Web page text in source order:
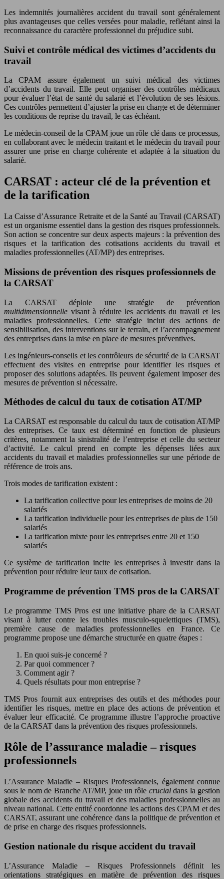
Les indemnités journalières accident du travail sont généralement
plus avantageuses que celles versées pour maladie, reflétant ainsi la
reconnaissance du caractère professionnel du préjudice subi.
Suivi et contrôle médical des victimes d’accidents du
travail
La CPAM assure également un suivi médical des victimes
d’accidents du travail. Elle peut organiser des contrôles médicaux
pour évaluer l’état de santé du salarié et l’évolution de ses lésions.
Ces contrôles permettent d’ajuster la prise en charge et de déterminer
les conditions de reprise du travail, le cas échéant.
Le médecin-conseil de la CPAM joue un rôle clé dans ce processus,
en collaborant avec le médecin traitant et le médecin du travail pour
assurer une prise en charge cohérente et adaptée à la situation du
salarié.
CARSAT : acteur clé de la prévention et
de la tarification
La Caisse d’Assurance Retraite et de la Santé au Travail (CARSAT)
est un organisme essentiel dans la gestion des risques professionnels.
Son action se concentre sur deux aspects majeurs : la prévention des
risques et la tarification des cotisations accidents du travail et
maladies professionnelles (AT/MP) des entreprises.
Missions de prévention des risques professionnels de
la CARSAT
La CARSAT déploie une stratégie de prévention
multidimensionnelle visant à réduire les accidents du travail et les
maladies professionnelles. Cette stratégie inclut des actions de
sensibilisation, des interventions sur le terrain, et l’accompagnement
des entreprises dans la mise en place de mesures préventives.
Les ingénieurs-conseils et les contrôleurs de sécurité de la CARSAT
effectuent des visites en entreprise pour identifier les risques et
proposer des solutions adaptées. Ils peuvent également imposer des
mesures de prévention si nécessaire.
Méthodes de calcul du taux de cotisation AT/MP
La CARSAT est responsable du calcul du taux de cotisation AT/MP
des entreprises. Ce taux est déterminé en fonction de plusieurs
critères, notamment la sinistralité de l’entreprise et celle du secteur
d’activité. Le calcul prend en compte les dépenses liées aux
accidents du travail et maladies professionnelles sur une période de
référence de trois ans.
Trois modes de tarification existent :
La tarification collective pour les entreprises de moins de 20
salariés
La tarification individuelle pour les entreprises de plus de 150
salariés
La tarification mixte pour les entreprises entre 20 et 150
salariés
Ce système de tarification incite les entreprises à investir dans la
prévention pour réduire leur taux de cotisation.
Programme de prévention TMS pros de la CARSAT
Le programme TMS Pros est une initiative phare de la CARSAT
visant à lutter contre les troubles musculo-squelettiques (TMS),
première cause de maladies professionnelles en France. Ce
programme propose une démarche structurée en quatre étapes :
En quoi suis-je concerné ?
Par quoi commencer ?
Comment agir ?
Quels résultats pour mon entreprise ?
TMS Pros fournit aux entreprises des outils et des méthodes pour
identifier les risques, mettre en place des actions de prévention et
évaluer leur efficacité. Ce programme illustre l’approche proactive
de la CARSAT dans la prévention des risques professionnels.
Rôle de l’assurance maladie – risques
professionnels
L’Assurance Maladie – Risques Professionnels, également connue
sous le nom de Branche AT/MP, joue un rôle crucialdans la gestion
globale des accidents du travail et des maladies professionnelles au
niveau national. Cette entité coordonne les actions des CPAM et des
CARSAT, assurant une cohérence dans la politique de prévention et
de prise en charge des risques professionnels.
Gestion nationale du risque accident du travail
L’Assurance Maladie – Risques Professionnels définit les
orientations stratégiques en matière de prévention des risques